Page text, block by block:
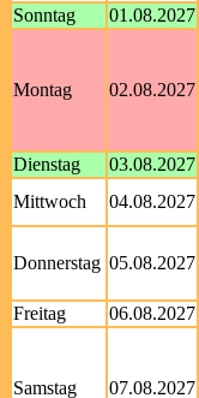
Sonntag
01.08.2027
Montag 02.08.2027
Dienstag
03.08.2027
Mittwoch
04.08.2027
Donnerstag 05.08.2027
Freitag
06.08.2027
Samstag 07.08.2027